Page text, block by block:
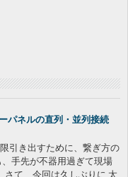
パネルの直列・並列接続
引き出すために、繋ぎ方の
手先が不器用過ぎて現場
さて、今回は久しぶりに 太